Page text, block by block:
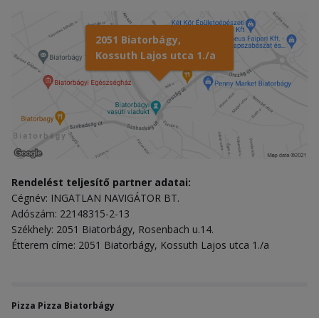
2051 Biatorbágy,
Kossuth Lajos utca 1./a
Rendelést teljesítő partner adatai:
Cégnév: INGATLAN NAVIGÁTOR BT.
Adószám: 22148315-2-13
Székhely: 2051 Biatorbágy, Rosenbach u.14.
Étterem címe: 2051 Biatorbágy, Kossuth Lajos utca 1./a
Pizza Pizza Biatorbágy